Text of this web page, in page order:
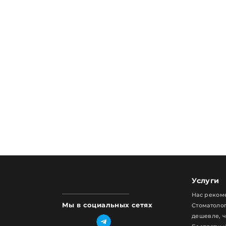
Мы в социальных сетях
Услуги
Нас
дешевле,